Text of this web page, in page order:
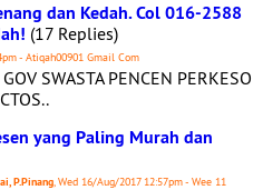
dan Kedah. Col 016-2588
(17 Replies)
- Atiqah00901 Gmail Com
SWASTA PENCEN PERKESO
yang Paling Murah dan
P.Pinang, Wed 16/Aug/2017 12:57pm - Wee 11